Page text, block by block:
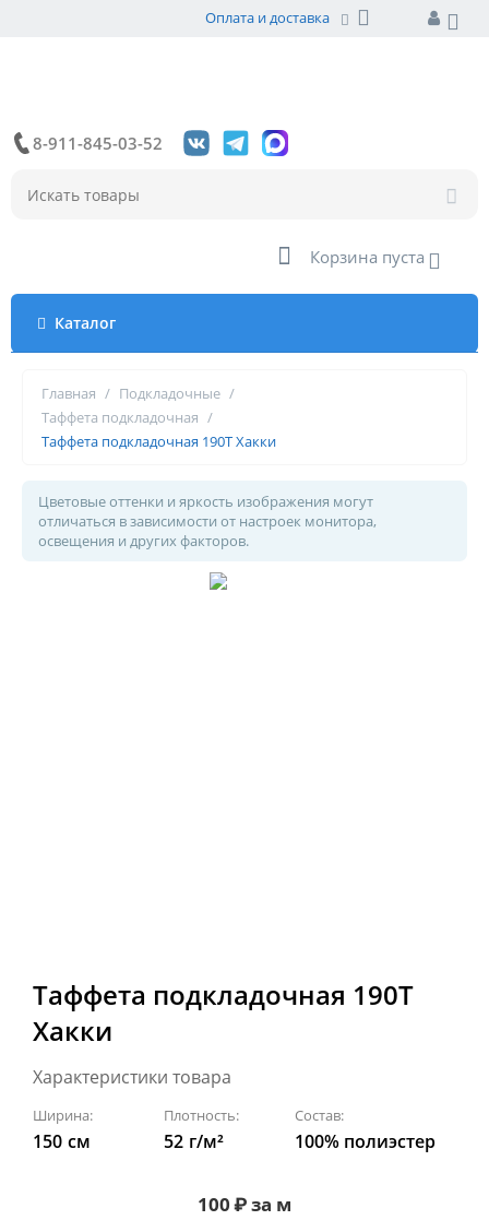
Оплата и доставка
8-911-845-03-52
Корзина пуста
Каталог
Главная / Подкладочные /
Таффета подкладочная /
Таффета подкладочная 190Т Хакки
Цветовые оттенки и яркость изображения могут
отличаться в зависимости от настроек монитора,
освещения и других факторов.
Таффета подкладочная 190Т
Хакки
Характеристики товара
Ширина:
150 см
Плотность:
52 г/м²
Состав:
100% полиэстер
100₽за м